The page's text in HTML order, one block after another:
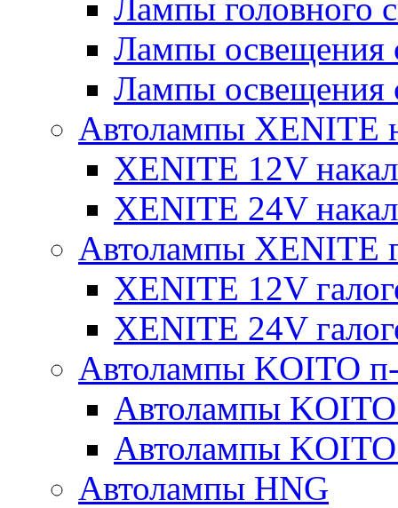
Лампы головного
Лампы освещения
Лампы освещения
Автолампы XENITE
XENITE 12V
XENITE 24V
Автолампы XENITE
XENITE 12V
XENITE 24V
Автолампы KOITO
Автолампы
Автолампы
Автолампы HNG